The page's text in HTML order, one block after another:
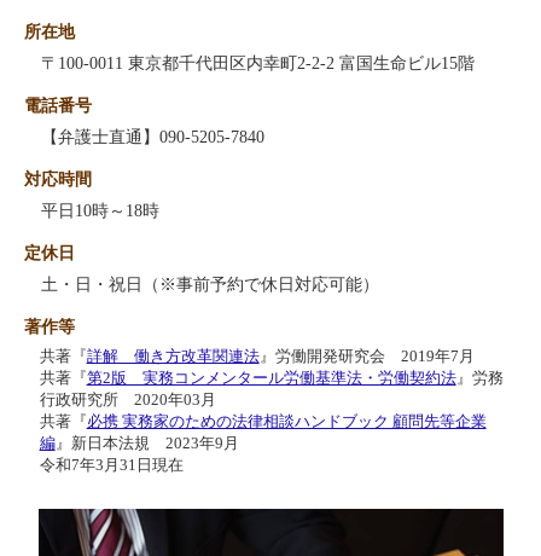
所在地
〒100-0011 東京都千代田区内幸町2-2-2 富国生命ビル15階
電話番号
【弁護士直通】090-5205-7840
対応時間
平日10時～18時
定休日
土・日・祝日（※事前予約で休日対応可能）
著作等
共著『 詳解 働き方改革関連法』労働開発研究会 2019年7月
共著『 第2版 実務コンメンタール労働基準法・労働契約法』労務
行政研究所 2020年03月
共著『 必携 実務家のための法律相談ハンドブック 顧問先等企業
編』新日本法規 2023年9月
令和7年3月31日現在